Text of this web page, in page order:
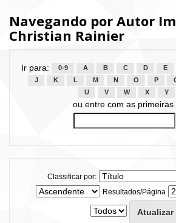
Navegando por Autor
Christian Rainier
Ir para: 0-9 A B C D E
J
K L M N O P
U
V W X Y
ou entre com as primeiras
Classificar por:
Resultados/Página